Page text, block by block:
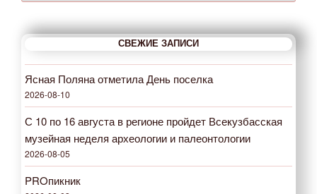
СВЕЖИЕ ЗАПИСИ
Ясная Поляна отметила День поселка
2026-08-10
С 10 по 16 августа в регионе пройдет Всекузбасская
музейная неделя археологии и палеонтологии
2026-08-05
PROпикник